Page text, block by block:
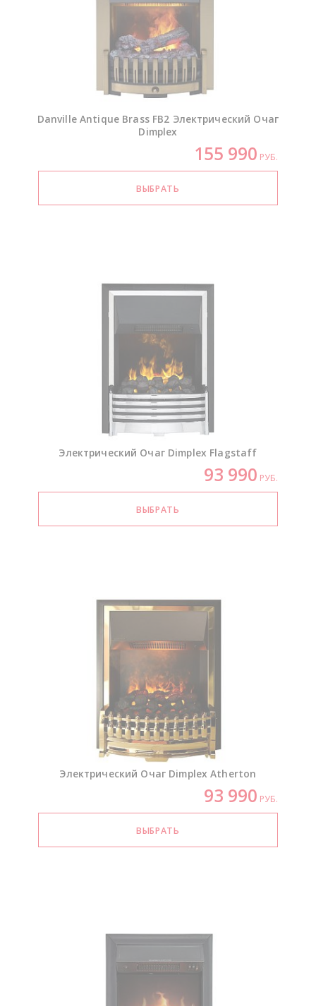
Danville Antique Brass FB2 Электрический Очаг
Dimplex
155 990 РУБ.
Электрический Очаг Dimplex Flagstaff
93 990 РУБ.
Электрический Очаг Dimplex Atherton
93 990 РУБ.